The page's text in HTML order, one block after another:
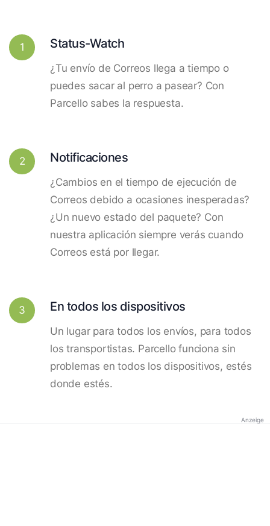
1 Status-Watch
¿Tu envío de Correos llega a tiempo o
puedes sacar al perro a pasear? Con
Parcello sabes la respuesta.
2 Notificaciones
¿Cambios en el tiempo de ejecución de
Correos debido a ocasiones inesperadas?
¿Un nuevo estado del paquete? Con
nuestra aplicación siempre verás cuando
Correos está por llegar.
3 En todos los dispositivos
Un lugar para todos los envíos, para todos
los transportistas. Parcello funciona sin
problemas en todos los dispositivos, estés
donde estés.
Anzeige